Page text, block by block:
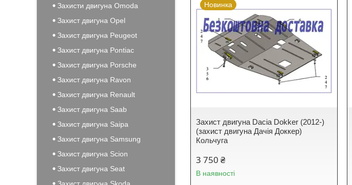
Новинка
Захист двигуна Dacia Dokker (2012-)
(захист двигуна Дачія Доккер)
Кольчуга
3 750 ₴
В наявності
Захисти двигуна Omoda
Захист двигуна Opel
Захист двигуна Peugeot
Захист двигуна Pontiac
Захист двигуна Porsche
Захист двигуна Ravon
Захист двигуна Renault
Захист двигуна Saab
Захист двигуна Saipa
Захист двигуна Samsung
Захист двигуна Scion
Захист двигуна Seat